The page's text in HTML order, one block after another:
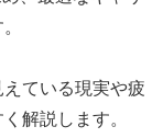
ている現実や疲
解説します。